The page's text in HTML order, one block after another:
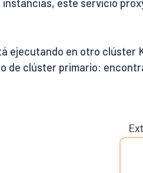
este servicio
ejecutando en otro clúster
de clúster primario: